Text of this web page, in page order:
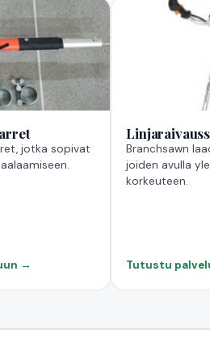
jotka sopivat
→
Branchsawn
joiden avulla
korkeuteen.
Tutustu